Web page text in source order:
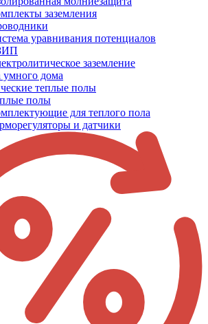
заземления
уравнивания потенциалов
заземление
умного дома
теплые полы
полы
для теплого пола
и датчики